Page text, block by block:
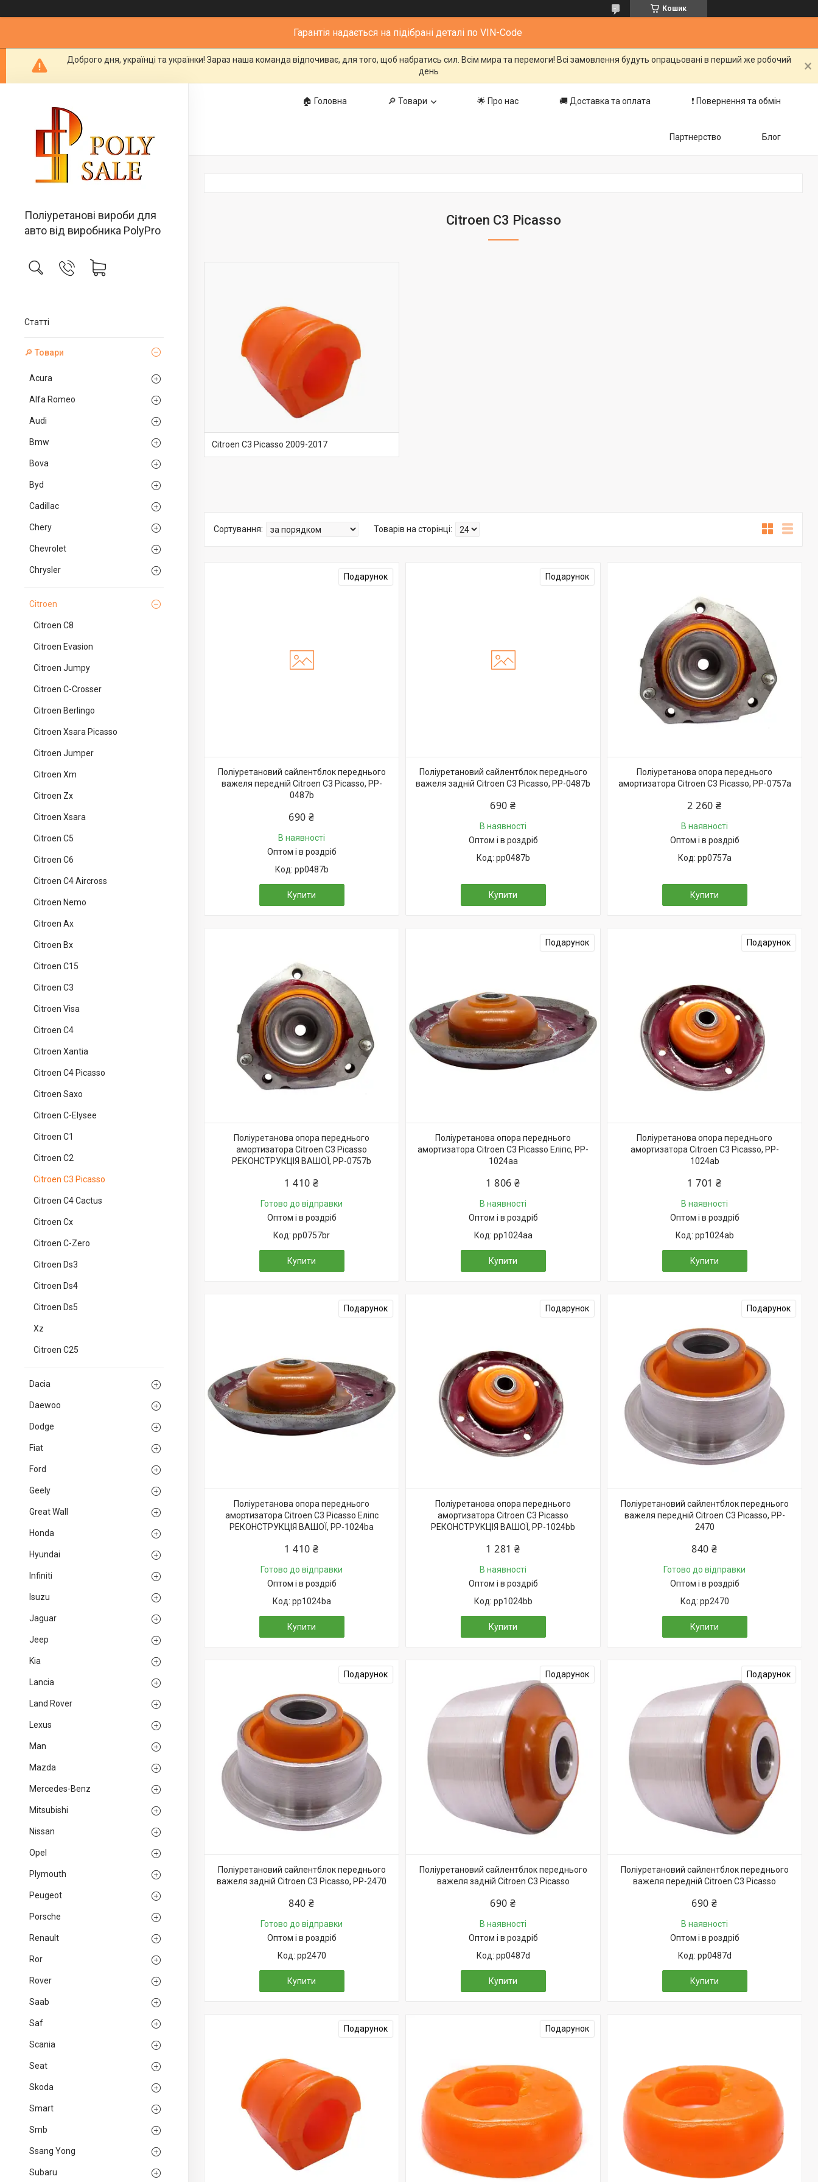
Кошик
Гарантія надається на підібрані деталі по VIN-Code
Доброго дня, українці та українки! Зараз наша команда відпочиває, для того, щоб набратись сил. Всім мира та перемоги! Всі замовлення будуть опрацьовані в перший же робочий
день
Поліуретанові вироби для
авто від виробника PolyPro
Статті
🔎 Товари
Acura
Alfa Romeo
Audi
Bmw
Bova
Byd
Cadillac
Chery
Chevrolet
Chrysler
Citroen
Citroen C8
Citroen Evasion
Citroen Jumpy
Citroen C-Crosser
Citroen Berlingo
Citroen Xsara Picasso
Citroen Jumper
Citroen Xm
Citroen Zx
Citroen Xsara
Citroen C5
Citroen C6
Citroen C4 Aircross
Citroen Nemo
Citroen Ax
Citroen Bx
Citroen C15
Citroen C3
Citroen Visa
Citroen C4
Citroen Xantia
Citroen C4 Picasso
Citroen Saxo
Citroen C-Elysee
Citroen C1
Citroen C2
Citroen C3 Picasso
Citroen C4 Cactus
Citroen Cx
Citroen C-Zero
Citroen Ds3
Citroen Ds4
Citroen Ds5
Xz
Citroen C25
Dacia
Daewoo
Dodge
Fiat
Ford
Geely
Great Wall
Honda
Hyundai
Infiniti
Isuzu
Jaguar
Jeep
Kia
Lancia
Land Rover
Lexus
Man
Mazda
Mercedes-Benz
Mitsubishi
Nissan
Opel
Plymouth
Peugeot
Porsche
Renault
Ror
Rover
Saab
Saf
Scania
Seat
Skoda
Smart
Smb
Ssang Yong
Subaru
🏠 Головна 🔎 Товари 🌟 Про нас 🚚 Доставка та оплата ❗️ Повернення та обмін
Партнерство Блог
Citroen C3 Picasso
Citroen C3 Picasso 2009-2017
Подарунок
Поліуретановий сайлентблок переднього
важеля передній Citroen C3 Picasso, PP-
0487b
690 ₴
В наявності
Оптом і в роздріб
pp0487b
Купити
Подарунок
Поліуретановий сайлентблок переднього
важеля задній Citroen C3 Picasso, PP-0487b
690 ₴
В наявності
Оптом і в роздріб
pp0487b
Купити
Поліуретанова опора переднього
амортизатора Citroen C3 Picasso, PP-0757a
2 260 ₴
В наявності
Оптом і в роздріб
pp0757a
Купити
Поліуретанова опора переднього
амортизатора Citroen C3 Picasso
РЕКОНСТРУКЦІЯ ВАШОЇ, PP-0757b
1 410 ₴
Готово до відправки
Оптом і в роздріб
pp0757br
Купити
Подарунок
Поліуретанова опора переднього
амортизатора Citroen C3 Picasso Еліпс, PP-
1024aa
1 806 ₴
В наявності
Оптом і в роздріб
pp1024aa
Купити
Подарунок
Поліуретанова опора переднього
амортизатора Citroen C3 Picasso, PP-
1024ab
1 701 ₴
В наявності
Оптом і в роздріб
pp1024ab
Купити
Подарунок
Поліуретанова опора переднього
амортизатора Citroen C3 Picasso Еліпс
РЕКОНСТРУКЦІЯ ВАШОЇ, PP-1024ba
1 410 ₴
Готово до відправки
Оптом і в роздріб
pp1024ba
Купити
Подарунок
Поліуретанова опора переднього
амортизатора Citroen C3 Picasso
РЕКОНСТРУКЦІЯ ВАШОЇ, PP-1024bb
1 281 ₴
В наявності
Оптом і в роздріб
pp1024bb
Купити
Подарунок
Поліуретановий сайлентблок переднього
важеля передній Citroen C3 Picasso, PP-
2470
840 ₴
Готово до відправки
Оптом і в роздріб
pp2470
Купити
Подарунок
Поліуретановий сайлентблок переднього
важеля задній Citroen C3 Picasso, PP-2470
840 ₴
Готово до відправки
Оптом і в роздріб
pp2470
Купити
Подарунок
Поліуретановий сайлентблок переднього
важеля задній Citroen C3 Picasso
690 ₴
В наявності
Оптом і в роздріб
pp0487d
Купити
Подарунок
Поліуретановий сайлентблок переднього
важеля передній Citroen C3 Picasso
690 ₴
В наявності
Оптом і в роздріб
pp0487d
Купити
Подарунок Подарунок